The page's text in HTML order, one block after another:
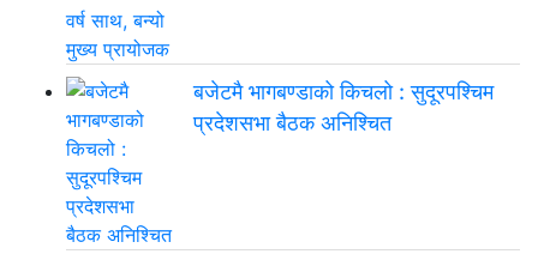
बजेटमै भागबण्डाको किचलो : सुदूरपश्चिम
प्रदेशसभा बैठक अनिश्चित